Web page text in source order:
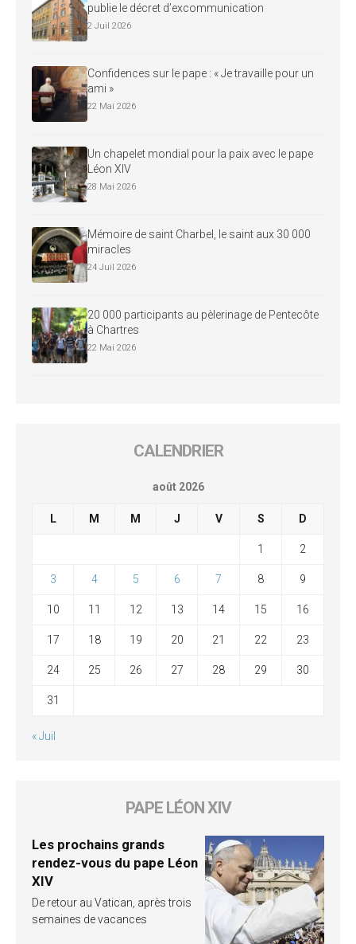
publie le décret d’excommunication
2 Juil 2026
Confidences sur le pape : « Je travaille pour un
ami »
22 Mai 2026
Un chapelet mondial pour la paix avec le pape
Léon XIV
28 Mai 2026
Mémoire de saint Charbel, le saint aux 30 000
miracles
24 Juil 2026
20 000 participants au pèlerinage de Pentecôte
à Chartres
22 Mai 2026
CALENDRIER
août 2026
L M M J V S D
1 2
3 4 5 6 7 8 9
10 11 12 13 14 15 16
17 18 19 20 21 22 23
24 25 26 27 28 29 30
31
« Juil
PAPE LÉON XIV
Les prochains grands
rendez-vous du pape Léon
XIV
De retour au Vatican, après trois
semaines de vacances